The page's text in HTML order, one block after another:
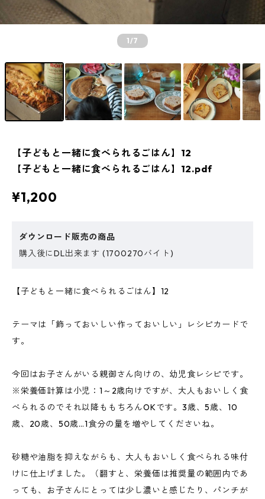
1/7
【子どもと一緒に食べられるごはん】12
【子どもと一緒に食べられるごはん】12.pdf
¥1,200
ダウンロード販売の商品
購入後にDL出来ます (1700270バイト)
【子どもと一緒に食べられるごはん】12
テーマは「飾っておいしい作っておいしい」レシピカードで
す。
今回はお子さんがいる親御さん向けの、幼児食レシピです。
※栄養価計算は小児：1～2歳向けですが、大人もおいしく食
べられるのでそれ以降ももちろんOKです。3歳、5歳、10
歳、20歳、50歳…1食分の量を増やしてくださいね。
砂糖や油脂を抑えながらも、大人もおいしく食べられる味付
けに仕上げました。（翻すと、栄養価は推奨量の範囲内であ
っても、お子さんにとっては少し濃いと感じたり、パンチが